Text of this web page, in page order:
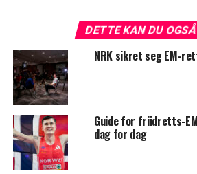
DETTE KAN DU
NRK sikret seg EM-
Guide for friidretts-
dag for dag